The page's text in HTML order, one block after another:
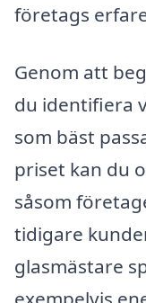
företags
Genom att
du identifiera
som bäst
priset kan du
såsom
tidigare
glasmästare